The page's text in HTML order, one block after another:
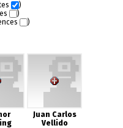
)
)
)
Juan Carlos
Vellido